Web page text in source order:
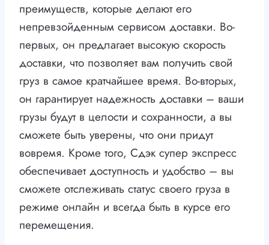
преимуществ, которые делают его
непревзойденным сервисом доставки. Во-
первых, он предлагает высокую скорость
доставки, что позволяет вам получить свой
груз в самое кратчайшее время. Во-вторых,
он гарантирует надежность доставки – ваши
грузы будут в целости и сохранности, а вы
сможете быть уверены, что они придут
вовремя. Кроме того, Сдэк супер экспресс
обеспечивает доступность и удобство – вы
сможете отслеживать статус своего груза в
режиме онлайн и всегда быть в курсе его
перемещения.